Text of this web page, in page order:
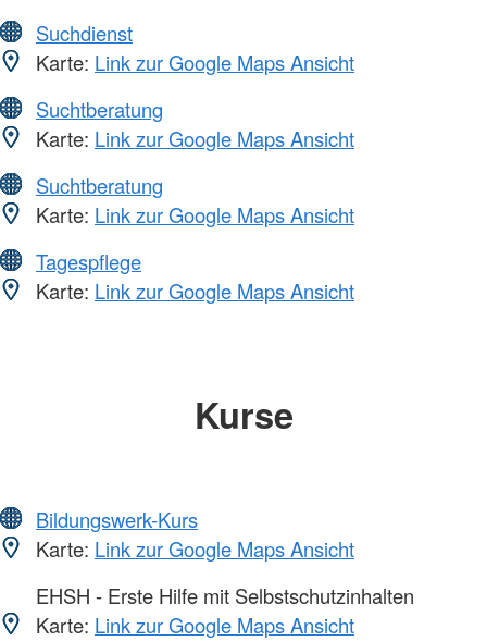
Suchdienst
Karte: Link zur Google Maps Ansicht
Suchtberatung
Karte: Link zur Google Maps Ansicht
Suchtberatung
Karte: Link zur Google Maps Ansicht
Tagespflege
Karte: Link zur Google Maps Ansicht
Kurse
Bildungswerk-Kurs
Karte: Link zur Google Maps Ansicht
EHSH - Erste Hilfe mit Selbstschutzinhalten
Karte: Link zur Google Maps Ansicht